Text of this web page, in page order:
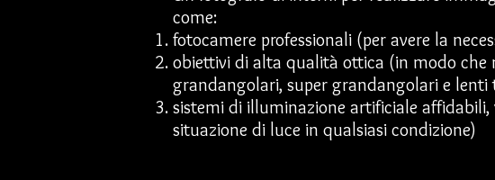
come:
fotocamere professionali (per avere la
obiettivi di alta qualità ottica (in modo che
grandangolari, super grandangolari e
sistemi di illuminazione artificiale
situazione di luce in qualsiasi condizione)